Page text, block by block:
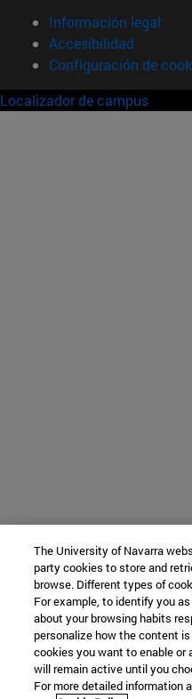
Información legal
Accesibilidad
Configuración de
Localizador de campus
The University of Navarra
party cookies to store and
browse. Different types of
For example, to identify you
about your browsing habits
personalize how the content
cookies you want to enable or
will remain active until you
For more detailed information